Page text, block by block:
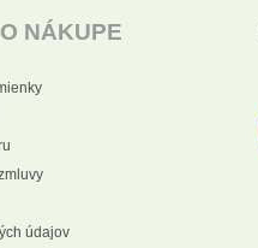
NÁKUPE
údajov